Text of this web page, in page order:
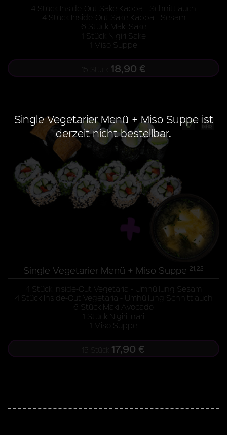
4 Stück Inside-Out Sake Kappa - Schnittlauch
4 Stück Inside-Out Sake Kappa - Sesam
6 Stück Maki Sake
1 Stück Nigiri Sake
1 Miso Suppe
15 Stück 18,90 €
Single Vegetarier Menü + Miso Suppe ist
derzeit nicht bestellbar.
Single Vegetarier Menü + Miso Suppe 21,22
4 Stück Inside-Out Vegetaria - Umhüllung Sesam
4 Stück Inside-Out Vegetaria - Umhüllung Schnittlauch
6 Stück Maki Avocado
1 Stück Nigiri Inari
1 Miso Suppe
15 Stück 17,90 €